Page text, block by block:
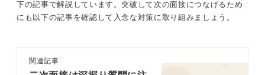
一段階、二段階深く掘り下げて答えられるように準備し
への貢献について問われることもあります。
下の記事で解説しています。突破して次の面接につなげるため
にも以下の記事を確認して入念な対策に取り組みましょう。
関連記事